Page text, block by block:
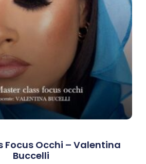
Focus Occhi – Valentina
Buccelli